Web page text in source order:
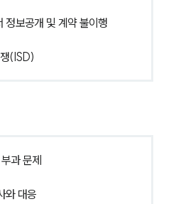
정보공개 및 계약 불이행
(ISD)
과 문제
와 대응